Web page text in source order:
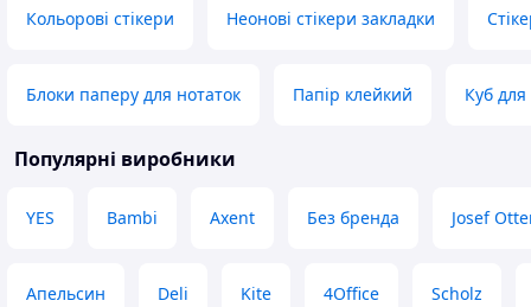
Кольорові стікери Неонові стікери закладки
Блоки паперу для нотаток Папір клейкий Куб
Популярні виробники
YES Bambi Axent Без бренда Josef
Апельсин Deli Kite 4Office Scholz